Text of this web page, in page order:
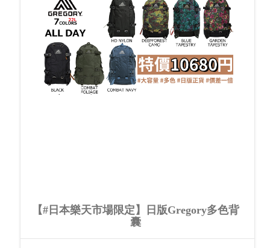
【#日本樂天市場限定】日版Gregory多色背
囊